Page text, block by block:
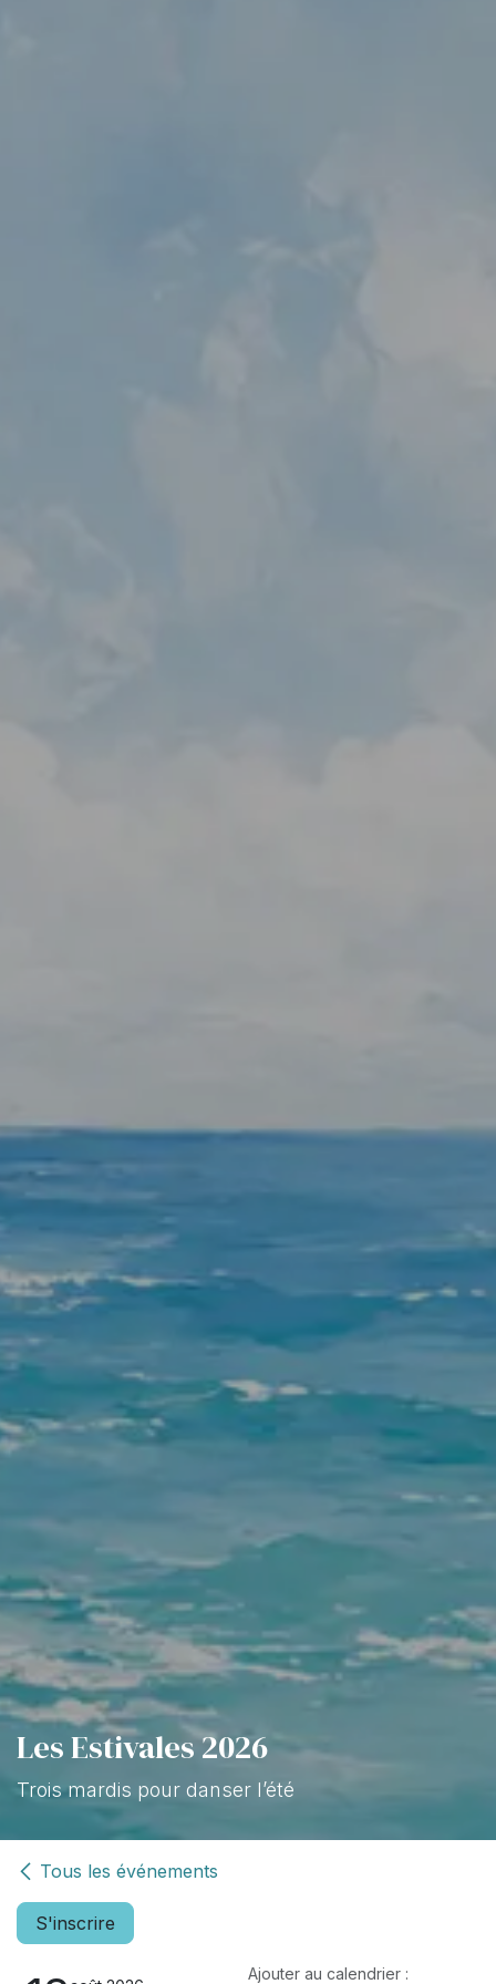
Les Estivales 2026
Trois mardis pour danser l’été
Tous les événements
S'inscrire
Ajouter au calendrier :